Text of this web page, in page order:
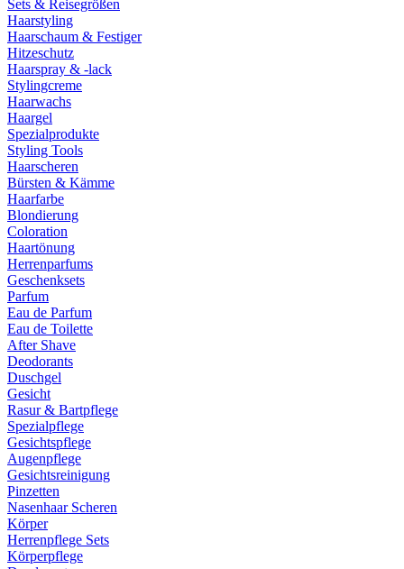
Sets & Reisegrößen
Haarstyling
Haarschaum & Festiger
Hitzeschutz
Haarspray & -lack
Stylingcreme
Haarwachs
Haargel
Spezialprodukte
Styling Tools
Haarscheren
Bürsten & Kämme
Haarfarbe
Blondierung
Coloration
Haartönung
Herrenparfums
Geschenksets
Parfum
Eau de Parfum
Eau de Toilette
After Shave
Deodorants
Duschgel
Gesicht
Rasur & Bartpflege
Spezialpflege
Gesichtspflege
Augenpflege
Gesichtsreinigung
Pinzetten
Nasenhaar Scheren
Körper
Herrenpflege Sets
Körperpflege